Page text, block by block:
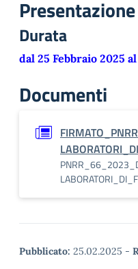
Presentazione
Durata
dal 25 Febbraio 2025
Documenti
Pubblicato: 25.02.2025 -